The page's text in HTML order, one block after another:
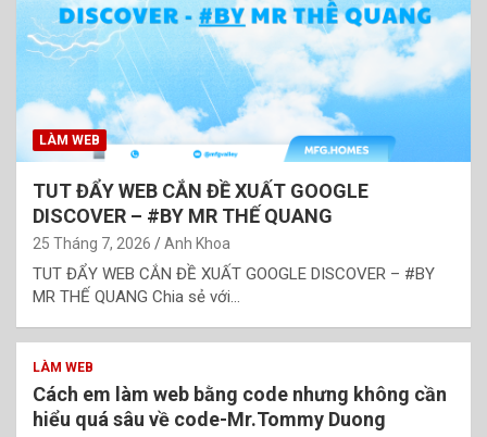
LÀM WEB
TUT ĐẨY WEB CẮN ĐỀ XUẤT GOOGLE
DISCOVER – #BY MR THẾ QUANG
25 Tháng 7, 2026 Anh Khoa
TUT ĐẨY WEB CẮN ĐỀ XUẤT GOOGLE DISCOVER – #BY
MR THẾ QUANG Chia sẻ với…
LÀM WEB
Cách em làm web bằng code nhưng không cần
hiểu quá sâu về code-Mr.Tommy Duong